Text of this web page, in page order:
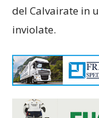
del Calvairate in
inviolate.